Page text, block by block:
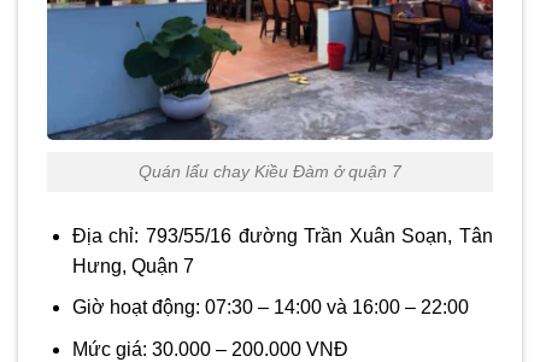
Quán lẩu chay Kiều Đàm ở quận 7
Địa chỉ: 793/55/16 đường Trần Xuân Soạn, Tân
Hưng, Quận 7
Giờ hoạt động: 07:30 – 14:00 và 16:00 – 22:00
Mức giá: 30.000 – 200.000 VNĐ